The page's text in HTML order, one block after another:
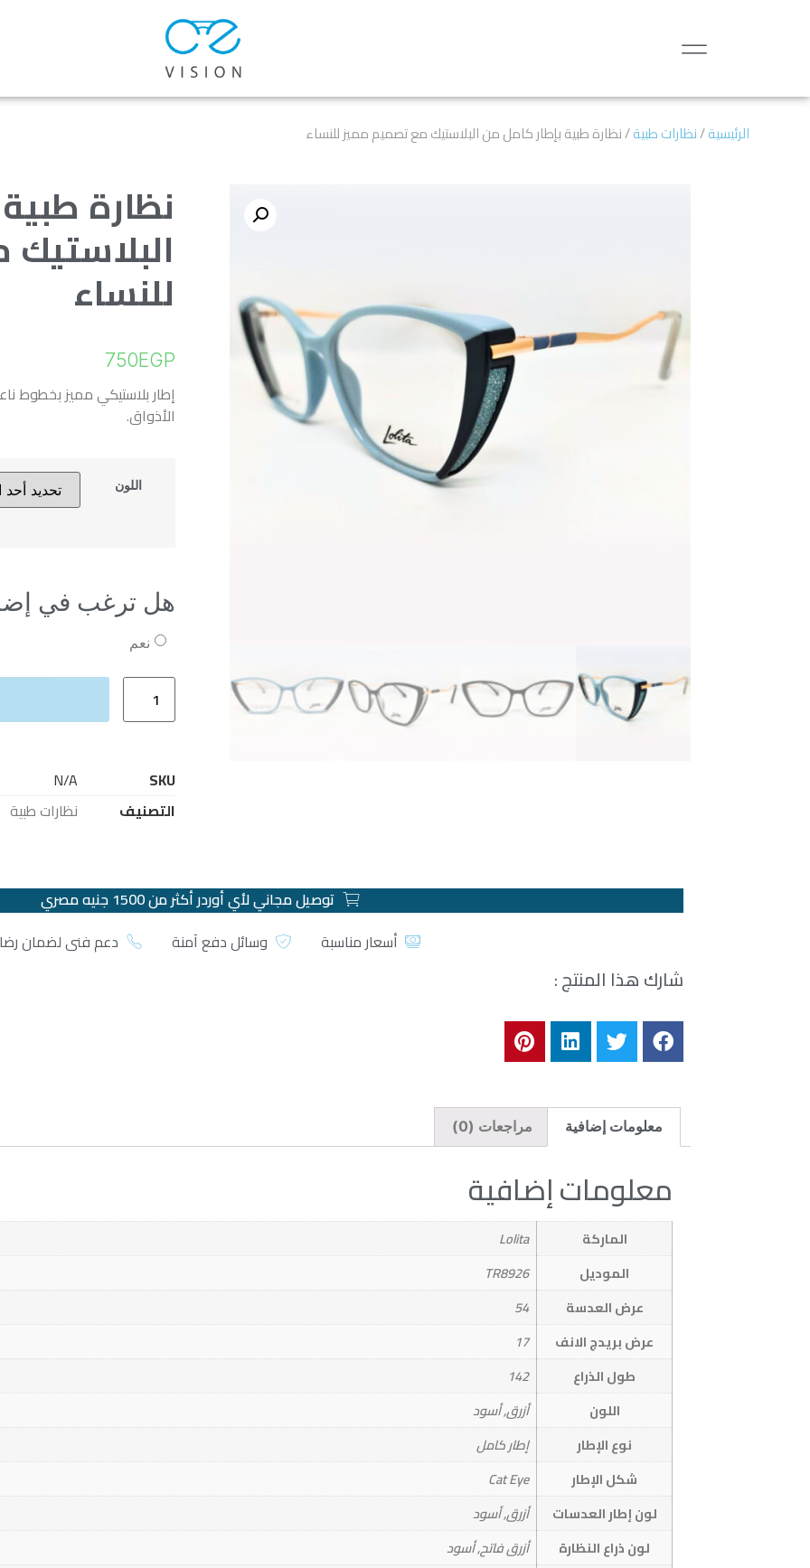
الرئيسية/نظارات طبية/ نظارة طبية بإطار كامل من البلاستيك مع تصميم مميز للنساء
نظارة
للنساء
750EGP
إطار بلاستيكي مميز بخطوط
الأذواق.
اللون
هل ترغب في
نعم
SKU
N/A
التصنيف
نظارات طبية
توصيل مجاني لأي أوردر أكثر من 1500 جنيه مصري
أسعار مناسبة
وسائل دفع آمنة دعم فني لضمان
شارك هذا المنتج :
معلومات إضافية مراجعات (0)
معلومات إضافية
الماركة
Lolita
الموديل
TR8926
عرض العدسة
54
عرض بريدج الانف
17
طول الذراع
142
اللون
أزرق, أسود
نوع الإطار
إطار كامل
شكل الإطار
Cat Eye
لون إطار العدسات
أزرق, أسود
لون ذراع النظارة
أزرق فاتح, أسود